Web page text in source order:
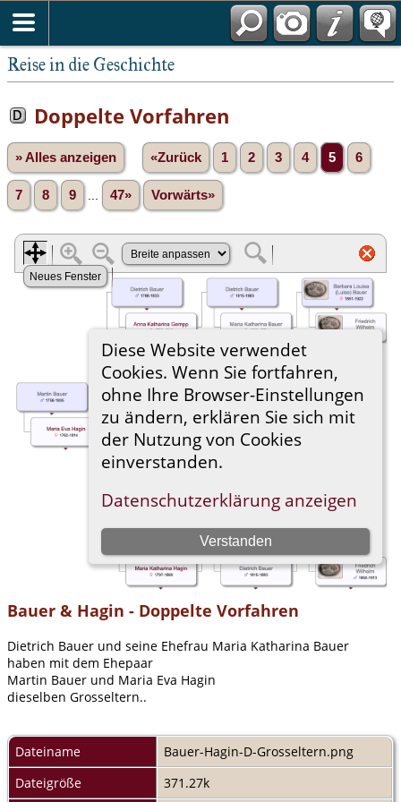
Reise in die Geschichte
Doppelte Vorfahren
» Alles anzeigen «Zurück 1 2 3 4 5 6
7 8 9 47» Vorwärts»
Bauer & Hagin - Doppelte Vorfahren
Dietrich Bauer und seine Ehefrau Maria Katharina Bauer
haben mit dem Ehepaar
Martin Bauer und Maria Eva Hagin
dieselben Grosseltern..
Dateiname
Bauer-Hagin-D-Grosseltern.png
Dateigröße
371.27k